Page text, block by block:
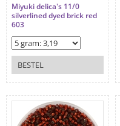
Miyuki delica's 11/0
silverlined dyed brick red
603
BESTEL